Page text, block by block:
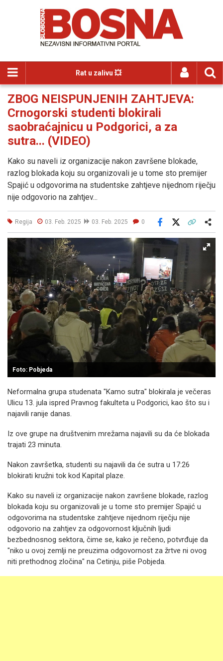
Rat u zalivu 💥
ZBOG NEISPUNJENIH ZAHTJEVA:
Crnogorski studenti blokirali
saobraćajnicu u Podgorici, a za
sutra... (VIDEO)
Kako su naveli iz organizacije nakon završene blokade,
razlog blokada koju su organizovali je u tome sto premijer
Spajić u odgovorima na studentske zahtjeve nijednom riječju
nije odgovorio na zahtjev...
Regija 03. Feb. 2025 03. Feb. 2025 0
Facebook
Foto: Pobjeda
Neformalna grupa studenata "Kamo sutra" blokirala je večeras
Ulicu 13. jula ispred Pravnog fakulteta u Podgorici, kao što su i
najavili ranije danas.
Iz ove grupe na društvenim mrežama najavili su da će blokada
trajati 23 minuta.
Nakon završetka, studenti su najavili da će sutra u 17:26
blokirati kružni tok kod Kapital plaze.
Kako su naveli iz organizacije nakon završene blokade, razlog
blokada koju su organizovali je u tome sto premijer Spajić u
odgovorima na studentske zahtjeve nijednom riječju nije
odgovorio na zahtjev za odgovornost ključnih ljudi
bezbednosnog sektora, čime se, kako je rečeno, potvrđuje da
"niko u ovoj zemlji ne preuzima odgovornost za žrtve ni ovog
niti prethodnog zločina" na Cetinju, piše Pobjeda.